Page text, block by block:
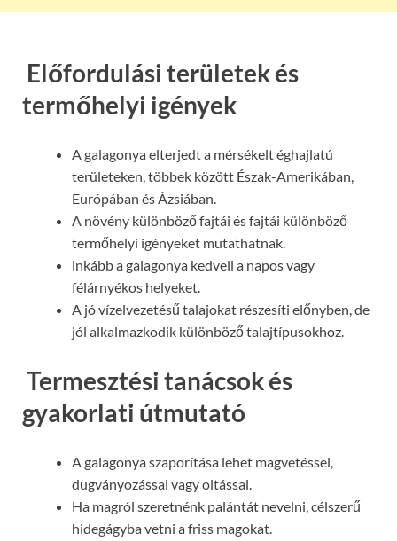
Előfordulási területek és
termőhelyi igények
A galagonya elterjedt a mérsékelt éghajlatú
területeken, többek között Észak-Amerikában,
Európában és Ázsiában.
A növény különböző fajtái és fajtái különböző
termőhelyi igényeket mutathatnak.
inkább a galagonya kedveli a napos vagy
félárnyékos helyeket.
A jó vízelvezetésű talajokat részesíti előnyben, de
jól alkalmazkodik különböző talajtípusokhoz.
Termesztési tanácsok és
gyakorlati útmutató
A galagonya szaporítása lehet magvetéssel,
dugványozással vagy oltással.
Ha magról szeretnénk palántát nevelni, célszerű
hidegágyba vetni a friss magokat.